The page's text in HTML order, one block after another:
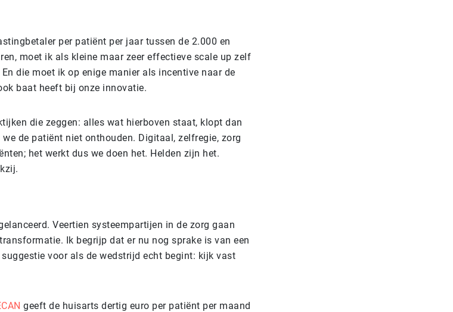
per patiënt per jaar tussen de 2.000 en
moet ik als kleine maar zeer effectieve scale up zelf
die moet ik op enige manier als incentive naar de
baat heeft bij onze innovatie.
die zeggen: alles wat hierboven staat, klopt dan
de patiënt niet onthouden. Digitaal, zelfregie, zorg
het werkt dus we doen het. Helden zijn het.
Veertien systeempartijen in de zorg gaan
Ik begrijp dat er nu nog sprake is van een
voor als de wedstrijd echt begint: kijk vast
geeft de huisarts dertig euro per patiënt per maand